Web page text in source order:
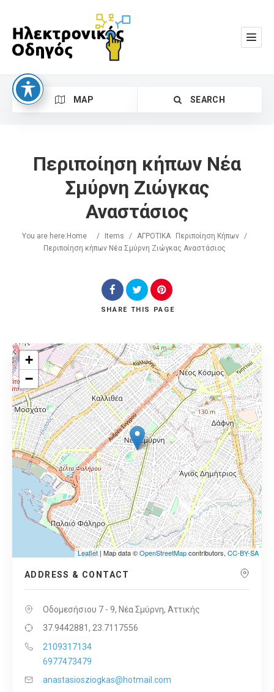
MAP SEARCH
Search
Περιποίηση κήπων Νέα
Σμύρνη Ζιώγκας
Αναστάσιος
You are here: Home / Items / ΑΓΡΟΤΙΚΑ Περιποίηση Κήπων /
Περιποίηση κήπων Νέα Σμύρνη Ζιώγκας Αναστάσιος
SHARE THIS PAGE
+
−
Leaflet| Map data ©OpenStreetMapcontributors, CC-BY-SA
ADDRESS & CONTACT
Οδομεσήσιου 7 - 9, Νέα Σμύρνη, Αττικής
37.9442881, 23.7117556
2109317134
6977473479
anastasiosziogkas@hotmail.com